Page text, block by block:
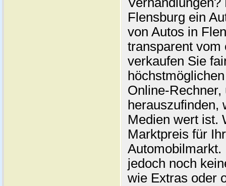
Flensburg ein
von Autos in
transparent vom
verkaufen Sie
Online-
herauszufinden,
Medien wert ist.
Marktpreis für
jedoch noch
wie Extras oder